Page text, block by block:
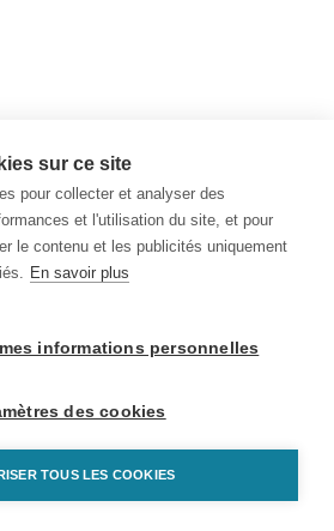
sur ce site
pour collecter et analyser des
et l'utilisation du site, et pour
le contenu et les publicités uniquement
En savoir plus
informations personnelles
des cookies
TOUS LES COOKIES